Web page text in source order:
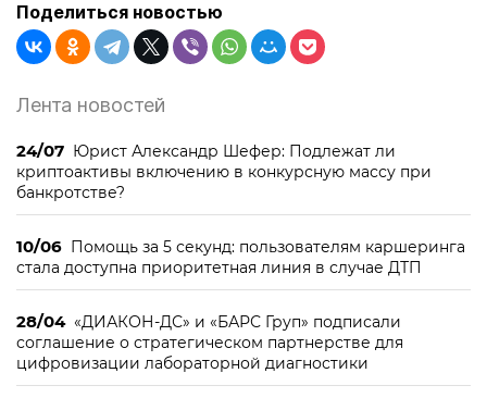
Поделиться новостью
Лента новостей
24/07 Юрист Александр Шефер: Подлежат ли
криптоактивы включению в конкурсную массу при
банкротстве?
10/06 Помощь за 5 секунд: пользователям каршеринга
стала доступна приоритетная линия в случае ДТП
28/04 «ДИАКОН-ДС» и «БАРС Груп» подписали
соглашение о стратегическом партнерстве для
цифровизации лабораторной диагностики